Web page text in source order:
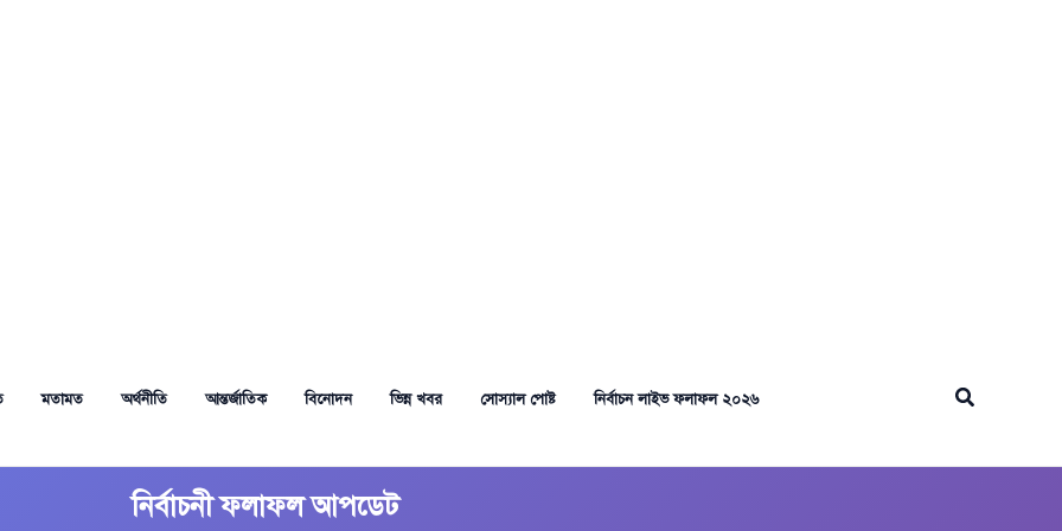
মতামত অর্থনীতি আন্তর্জাতিক বিনোদন ভিন্ন খবর সোস্যাল পোষ্ট নির্বাচন লাইভ ফলাফল ২০২৬ Search
নির্বাচনী ফলাফল আপডেট